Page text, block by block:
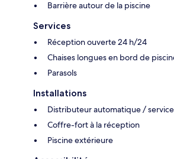
Barrière autour de la piscine
Services
Réception ouverte 24 h/24
Chaises longues en bord de
Parasols
Installations
Distributeur automatique /
Coffre-fort à la réception
Piscine extérieure